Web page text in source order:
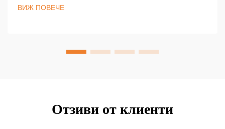
ВИЖ ПОВЕЧЕ
Отзиви от клиенти